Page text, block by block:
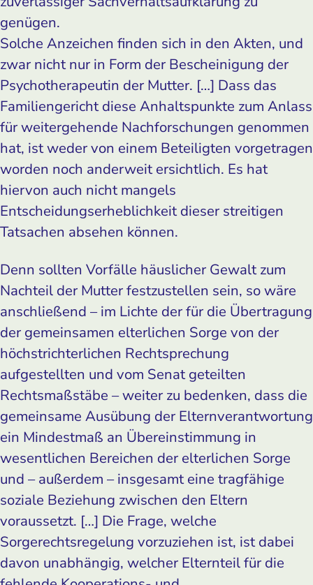
genügen.
Solche Anzeichen finden sich in den Akten, und
zwar nicht nur in Form der Bescheinigung der
Psychotherapeutin der Mutter. […] Dass das
Familiengericht diese Anhaltspunkte zum Anlass
für weitergehende Nachforschungen genommen
hat, ist weder von einem Beteiligten vorgetragen
worden noch anderweit ersichtlich. Es hat
hiervon auch nicht mangels
Entscheidungserheblichkeit dieser streitigen
Tatsachen absehen können.
Denn sollten Vorfälle häuslicher Gewalt zum
Nachteil der Mutter festzustellen sein, so wäre
anschließend – im Lichte der für die Übertragung
der gemeinsamen elterlichen Sorge von der
höchstrichterlichen Rechtsprechung
aufgestellten und vom Senat geteilten
Rechtsmaßstäbe – weiter zu bedenken, dass die
gemeinsame Ausübung der Elternverantwortung
ein Mindestmaß an Übereinstimmung in
wesentlichen Bereichen der elterlichen Sorge
und – außerdem – insgesamt eine tragfähige
soziale Beziehung zwischen den Eltern
voraussetzt. […] Die Frage, welche
Sorgerechtsregelung vorzuziehen ist, ist dabei
davon unabhängig, welcher Elternteil für die